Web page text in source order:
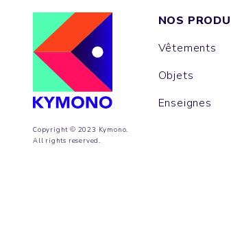
Copyright © 2023 Kymono.
All rights reserved.
NOS
Vêtements
Objets
Enseignes